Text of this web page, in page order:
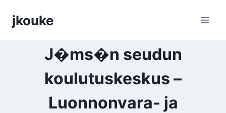
sisältöön
jkouke
J�ms�n seudun
koulutuskeskus –
Luonnonvara- ja